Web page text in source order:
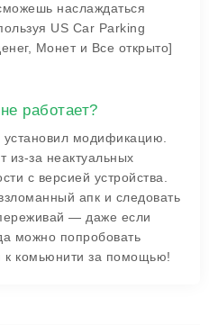
наслаждаться
US Car Parking
Монет и Все открыто]
работает?
модификацию.
из-за неактуальных
с версией устройства.
апк и следовать
— даже если
можно попробовать
к комьюнити за помощью!